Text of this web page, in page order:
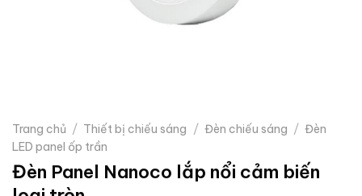
Trang chủ / Thiết bị chiếu sáng / Đèn chiếu sáng / Đèn
LED panel ốp trần
Đèn Panel Nanoco lắp nổi cảm biến